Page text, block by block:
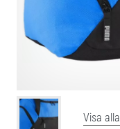
Visa alla